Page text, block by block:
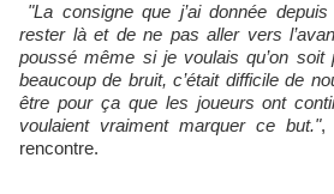
"La consigne que j’ai donnée
rester là et de ne pas aller vers
poussé même si je voulais qu’on
beaucoup de bruit, c’était difficile de
être pour ça que les joueurs ont
voulaient vraiment marquer ce but.",
rencontre.